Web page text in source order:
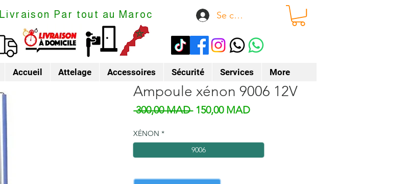
Livraison Par tout au Maroc Se connecter
Accueil Attelage Accessoires Sécurité Services More
Ampoule xénon 9006 12V
300,00 MAD Prix original
150,00 MADPrix promotionnel
XÉNON *
9006